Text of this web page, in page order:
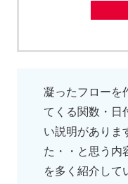
凝ったフローを
てくる関数・日
い説明がありま
た・・と思う内
を多く紹介して